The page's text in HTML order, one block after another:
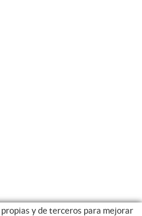
y de terceros para mejorar